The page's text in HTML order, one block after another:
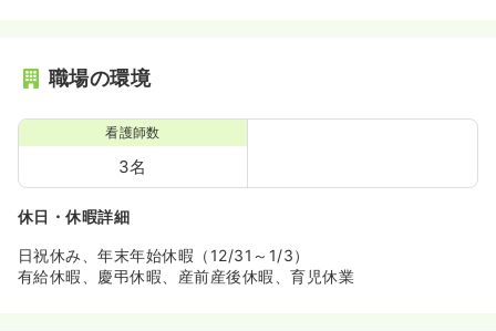
職場の環境
看護師数
3名
休日・休暇詳細
日祝休み、年末年始休暇（12/31～1/3）
有給休暇、慶弔休暇、産前産後休暇、育児休業